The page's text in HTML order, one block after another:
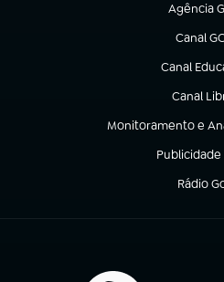
Agência
(abre em
Canal
(abre em
Canal
(abre em
Canal
(abre em
Monitoramento e
(abre em nova aba)
Publicidade
(abre em
Rádio
(abre